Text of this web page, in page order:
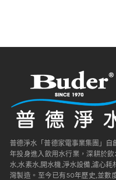
普德淨水「普德家電事業集團」自
年投身進入飲用水行業，深耕於
水,水素水,開水機,淨水設備,濾心
灣製造。至今已有50年歷史,並數